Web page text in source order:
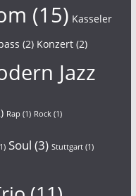
(15) Kasseler
(2) Konzert(2)
Jazz
Rap (1) Rock(1)
Soul (3) Stuttgart(1)